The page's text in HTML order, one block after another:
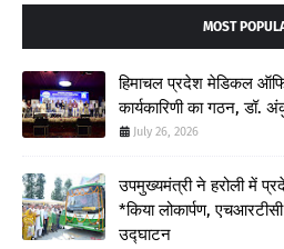
MOST
हिमाचल प्रदेश मेडिकल
कार्यकारिणी का गठन, डॉ.
July 26, 2026
उपमुख्यमंत्री ने हरोली में
*किया लोकार्पण,
उद्घाटन